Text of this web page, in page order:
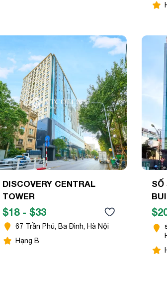
DISCOVERY CENTRAL
TOWER
$18 - $33
67 Trần Phú, Ba Đình, Hà Nội
Hạng B
SỐ